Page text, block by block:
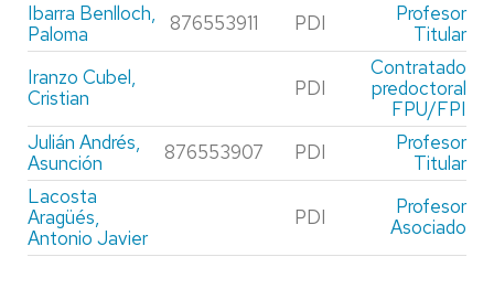
Ibarra Benlloch,
Paloma
876553911 PDI
Profesor
Titular
Iranzo Cubel,
Cristian
PDI
Contratado
predoctoral
FPU/FPI
Julián Andrés,
Asunción
876553907 PDI
Profesor
Titular
Lacosta
Aragüés,
Antonio Javier
PDI
Profesor
Asociado